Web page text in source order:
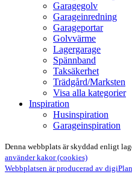
Garagegolv
Garageinredning
Garageportar
Golvvärme
Lagergarage
Spännband
Taksäkerhet
Trädgård/Marksten
Visa alla kategorier
Inspiration
Husinspiration
Garageinspiration
Denna webbplats är skyddad enligt
använder kakor (cookies)
Webbplatsen är producerad av